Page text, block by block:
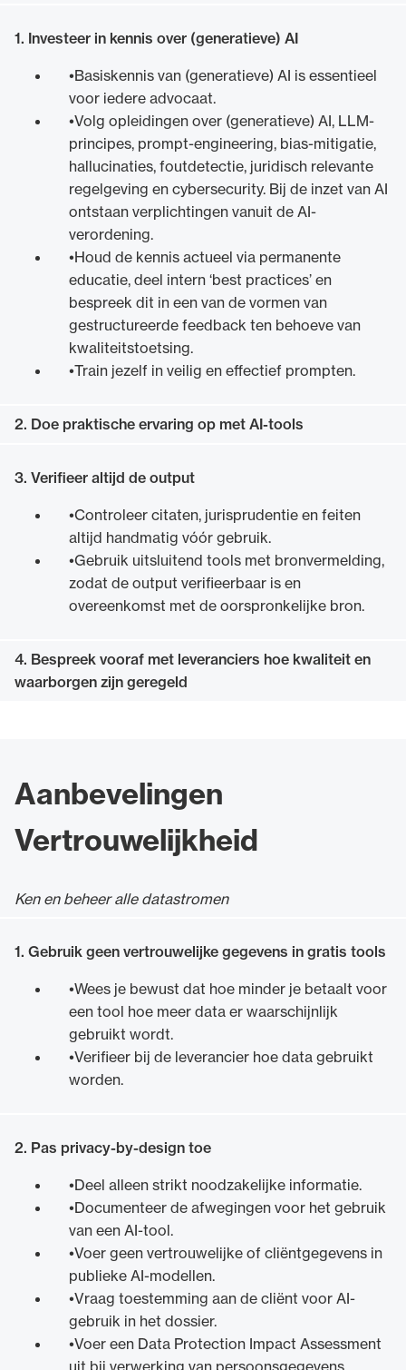
1. Investeer in kennis over (generatieve) AI
Basiskennis van (generatieve) AI is essentieel
voor iedere advocaat.
Volg opleidingen over (generatieve) AI, LLM-
principes, prompt-engineering, bias-mitigatie,
hallucinaties, foutdetectie, juridisch relevante
regelgeving en cybersecurity. Bij de inzet van AI
ontstaan verplichtingen vanuit de AI-
verordening.
Houd de kennis actueel via permanente
educatie, deel intern ‘best practices’ en
bespreek dit in een van de vormen van
gestructureerde feedback ten behoeve van
kwaliteitstoetsing.
Train jezelf in veilig en effectief prompten.
2. Doe praktische ervaring op met AI-tools
3. Verifieer altijd de output
Controleer citaten, jurisprudentie en feiten
altijd handmatig vóór gebruik.
Gebruik uitsluitend tools met bronvermelding,
zodat de output verifieerbaar is en
overeenkomst met de oorspronkelijke bron.
4. Bespreek vooraf met leveranciers hoe kwaliteit en
waarborgen zijn geregeld
Aanbevelingen
Vertrouwelijkheid
Ken en beheer alle datastromen
1. Gebruik geen vertrouwelijke gegevens in gratis tools
Wees je bewust dat hoe minder je betaalt voor
een tool hoe meer data er waarschijnlijk
gebruikt wordt.
Verifieer bij de leverancier hoe data gebruikt
worden.
2. Pas privacy-by-design toe
Deel alleen strikt noodzakelijke informatie.
Documenteer de afwegingen voor het gebruik
van een AI-tool.
Voer geen vertrouwelijke of cliëntgegevens in
publieke AI-modellen.
Vraag toestemming aan de cliënt voor AI-
gebruik in het dossier.
Voer een Data Protection Impact Assessment